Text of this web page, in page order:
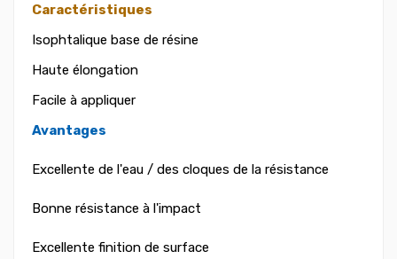
Caractéristiques
Isophtalique base de résine
Haute élongation
Facile à appliquer
Avantages
Excellente de l'eau / des cloques de la résistance
Bonne résistance à l'impact
Excellente finition de surface